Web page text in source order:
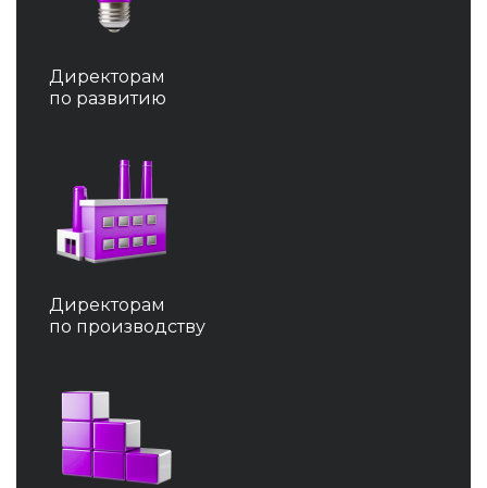
Директорам
по развитию
Директорам
по производству